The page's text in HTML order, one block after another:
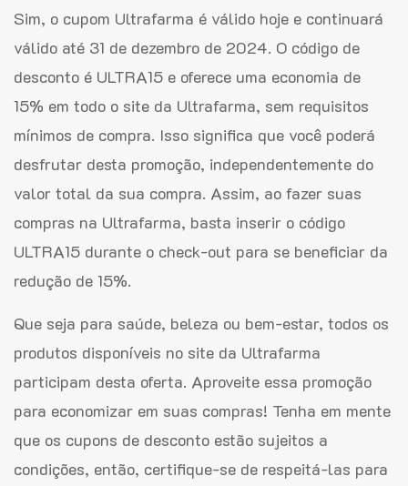
Sim, o cupom Ultrafarma é válido hoje e continuará
válido até 31 de dezembro de 2024. O código de
desconto é ULTRA15 e oferece uma economia de
15% em todo o site da Ultrafarma, sem requisitos
mínimos de compra. Isso significa que você poderá
desfrutar desta promoção, independentemente do
valor total da sua compra. Assim, ao fazer suas
compras na Ultrafarma, basta inserir o código
ULTRA15 durante o check-out para se beneficiar da
redução de 15%.
Que seja para saúde, beleza ou bem-estar, todos os
produtos disponíveis no site da Ultrafarma
participam desta oferta. Aproveite essa promoção
para economizar em suas compras! Tenha em mente
que os cupons de desconto estão sujeitos a
condições, então, certifique-se de respeitá-las para